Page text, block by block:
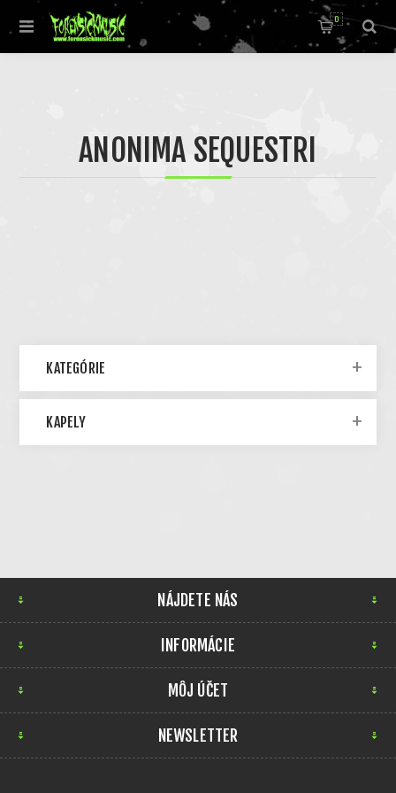
0
ANONIMA SEQUESTRI
KATEGÓRIE
KAPELY
NÁJDETE NÁS
INFORMÁCIE
MÔJ ÚČET
NEWSLETTER